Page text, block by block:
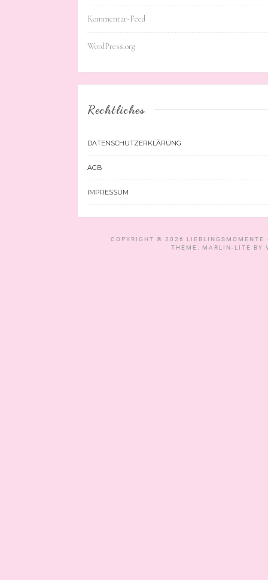
Kommentar-Feed
WordPress.org
Rechtliches
DATENSCHUTZERKLÄRUNG
AGB
IMPRESSUM
COPYRIGHT © 2026
THEME: MARLIN-LITE BY